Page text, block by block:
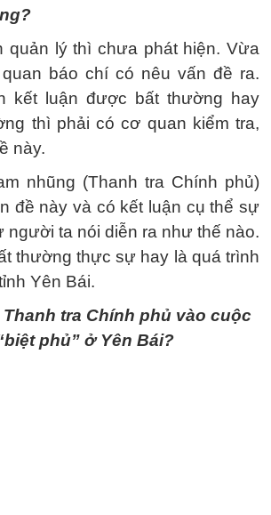
quản lý thì chưa phát hiện. Vừa
báo chí có nêu vấn đề ra.
kết luận được bất thường hay
thì phải có cơ quan kiểm tra,
này.
nhũng (Thanh tra Chính phủ)
đề này và có kết luận cụ thể sự
người ta nói diễn ra như thế nào.
thường thực sự hay là quá trình
Yên Bái.
Thanh tra Chính phủ vào cuộc
phủ” ở Yên Bái?